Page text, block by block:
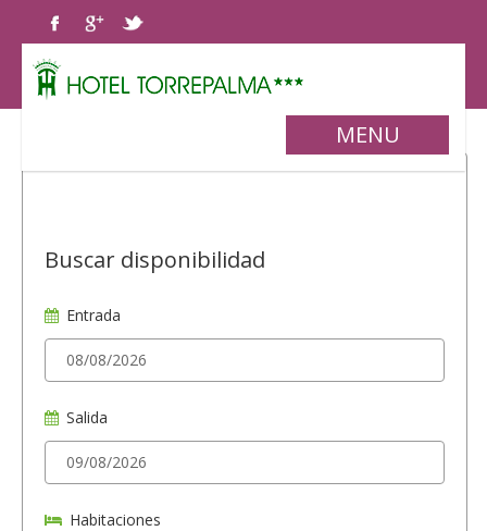
MENU
Buscar disponibilidad
Entrada
Salida
Habitaciones